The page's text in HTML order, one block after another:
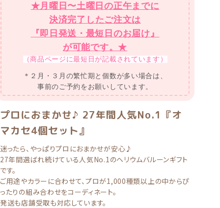
★月曜日〜土曜日の正午までに
決済完了したご注文は
『即日発送・最短日のお届け』
が可能です。★
（商品ページに最短日が記載されています）
＊２月・３月の繁忙期と個数が多い場合は、
事前のご予約をお願いしています。
プロにおまかせ♪ 27年間人気No.1『オ
マカセ4個セット』
迷ったら、やっぱりプロにおまかせが安心♪
27年間選ばれ続けている人気No.1のヘリウムバルーンギフト
です。
ご用途やカラーに合わせて、プロが1,000種類以上の中からぴ
ったりの組み合わせをコーディネート。
発送も店舗受取も対応しています。